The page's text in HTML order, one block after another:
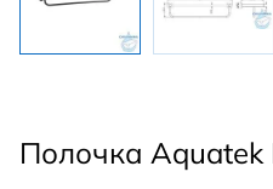
Полочка Aquatek